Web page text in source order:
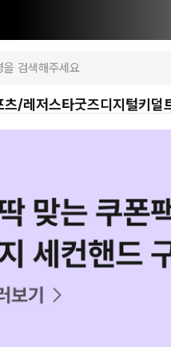
츠/레저스타굿즈디지털키덜